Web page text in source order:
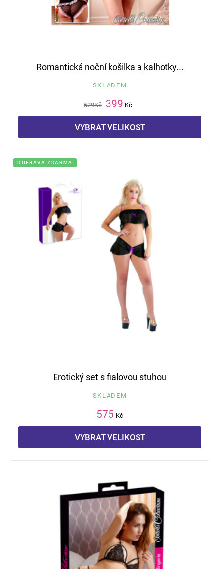
Romantická noční košilka a kalhotky...
SKLADEM
629Kč 399 Kč
VYBRAT VELIKOST
DOPRAVA ZDARMA
Erotický set s fialovou stuhou
SKLADEM
575 Kč
VYBRAT VELIKOST